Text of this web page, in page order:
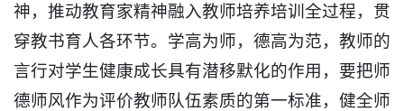
神，推动教育家精神融入教师培养培训全过程，贯
穿教书育人各环节。学高为师，德高为范，教师的
言行对学生健康成长具有潜移默化的作用，要把师
德师风作为评价教师队伍素质的第一标准，健全师